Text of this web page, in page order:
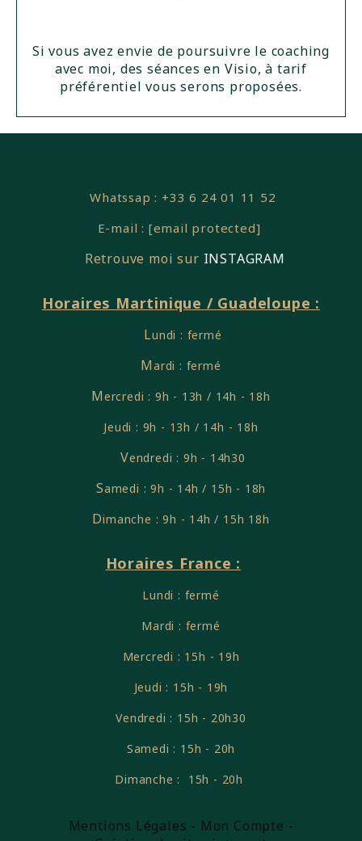
Si vous avez envie de poursuivre le coaching
avec moi, des séances en Visio, à tarif
préférentiel vous serons proposées.
Whatssap : +33 6 24 01 11 52
E-mail : [email protected]
Retrouve moi sur INSTAGRAM
Horaires Martinique / Guadeloupe :
Lundi : fermé
Mardi : fermé
Mercredi : 9h - 13h / 14h - 18h
Jeudi : 9h - 13h / 14h - 18h
Vendredi : 9h - 14h30
Samedi : 9h - 14h / 15h - 18h
Dimanche : 9h - 14h / 15h 18h
Horaires France :
Lundi : fermé
Mardi : fermé
Mercredi : 15h - 19h
Jeudi : 15h - 19h
Vendredi : 15h - 20h30
Samedi : 15h - 20h
Dimanche : 15h - 20h
Mentions Légales
Mon Compte